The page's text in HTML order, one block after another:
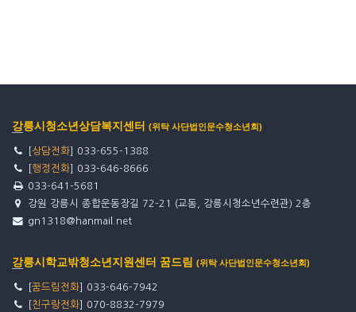
강릉시청소년상담복지센터 (위탁 사단법인문수청소년회)
[상담전화] 033-655-1388
[행정전화] 033-646-8666
033-641-5681
강원 강릉시 종합운동장길 72-21 (교동, 강릉시청소년수련관) 2층
gn1318@hanmail.net
강릉시학교밖청소년지원센터 꿈드림 (위탁 사단법인문수청소년회)
[꿈드림전화] 033-646-7942
[친구랑전화] 070-8832-7979